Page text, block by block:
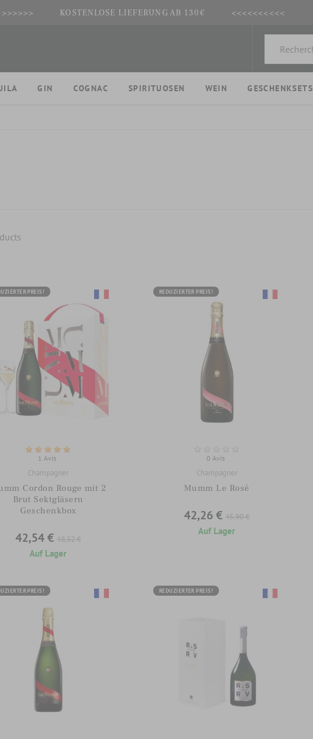
KOSTENLOSE LIEFERUNG AB 130€ <<<<<<<<<<
GIN COGNAC SPIRITUOSEN WEIN GESCHENKSETS
PREIS!
1 Avis
Champagner
Cordon Rouge mit 2
Brut Sektgläsern
Geschenkbox
42,54 € 48,52 €
Auf Lager
REDUZIERTER PREIS!
0 Avis
Champagner
Mumm Le Rosé
42,26 € 45,90 €
Auf Lager
PREIS! REDUZIERTER PREIS!